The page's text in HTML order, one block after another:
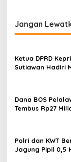
a
i
p
s
Jangan
Ketua DPRD
Sutiawan Hadiri
Dana BOS
Tembus Rp27
Polri dan KWT
Jagung Pipil 0,5